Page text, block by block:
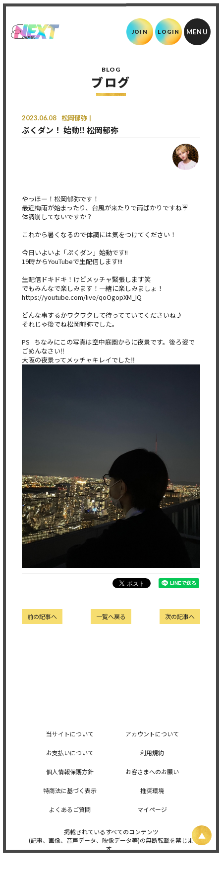
JOIN LOGIN
BLOG
ブログ
2023.06.08 松岡郁弥
ぷくダン！ 始動‼︎ 松岡郁弥
やっほー！松岡郁弥です！
最近梅雨が始まったり、台風が来たりで雨ばかりですね☔️
体調崩してないですか？
これから暑くなるので体調には気をつけてください！
今日いよいよ「ぷくダン」始動です!!
19時からYouTubeで生配信します!!!
生配信ドキドキ！けどメッチャ緊張します笑
でもみんなで楽しみます！一緒に楽しみましょ！
​https://youtube.com/live/qoOgopXM_IQ
どんな事するかワクワクして待ってていてくださいね♪
それじゃ後でね松岡郁弥でした。
PS ちなみにこの写真は空中庭園からに夜景です。後ろ姿で
ごめんなさい‼︎
大阪の夜景ってメッチャキレイでした‼︎
次の記事へ
一覧へ戻る
前の記事へ
当サイトについて アカウントについて
お支払いについて 利用規約
個人情報保護方針 お客さまへのお願い
特商法に基づく表示 推奨環境
よくあるご質問 マイページ
掲載されているすべてのコンテンツ
(記事、画像、音声データ、映像データ等)の無断転載を禁じま
す。